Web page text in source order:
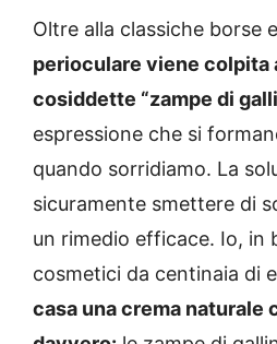
Oltre alla classiche borse
perioculare viene colpita
cosiddette “zampe di
espressione che si
quando sorridiamo. La
sicuramente smettere di
un rimedio efficace. Io, in
cosmetici da centinaia di
casa una crema naturale